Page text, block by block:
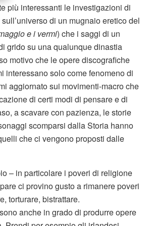
più interessanti le investigazioni di
di un mugnaio eretico del
e i vermi) che i saggi di un
grido su una qualunque dinastia
motivo che le opere discografiche
interessano solo come fenomeno di
aggiornato sui movimenti-macro che
di certi modi di pensare e di
a scavare con pazienza, le storie
scomparsi dalla Storia hanno
che ci vengono proposti dalle
– in particolare i poveri di religione
ci provino gusto a rimanere poveri
torturare, bistrattare.
anche in grado di produrre opere